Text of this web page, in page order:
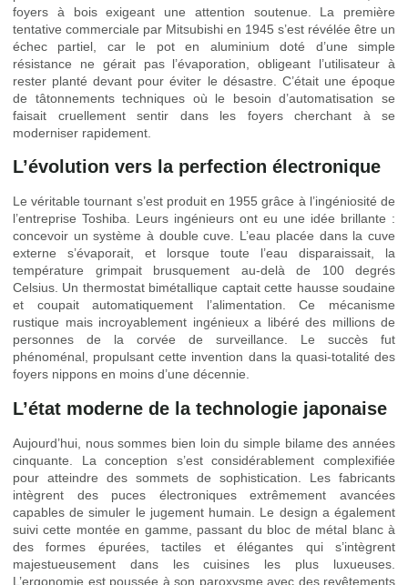
foyers à bois exigeant une attention soutenue. La première
tentative commerciale par Mitsubishi en 1945 s’est révélée être un
échec partiel, car le pot en aluminium doté d’une simple
résistance ne gérait pas l’évaporation, obligeant l’utilisateur à
rester planté devant pour éviter le désastre. C’était une époque
de tâtonnements techniques où le besoin d’automatisation se
faisait cruellement sentir dans les foyers cherchant à se
moderniser rapidement.
L’évolution vers la perfection électronique
Le véritable tournant s’est produit en 1955 grâce à l’ingéniosité de
l’entreprise Toshiba. Leurs ingénieurs ont eu une idée brillante :
concevoir un système à double cuve. L’eau placée dans la cuve
externe s’évaporait, et lorsque toute l’eau disparaissait, la
température grimpait brusquement au-delà de 100 degrés
Celsius. Un thermostat bimétallique captait cette hausse soudaine
et coupait automatiquement l’alimentation. Ce mécanisme
rustique mais incroyablement ingénieux a libéré des millions de
personnes de la corvée de surveillance. Le succès fut
phénoménal, propulsant cette invention dans la quasi-totalité des
foyers nippons en moins d’une décennie.
L’état moderne de la technologie japonaise
Aujourd’hui, nous sommes bien loin du simple bilame des années
cinquante. La conception s’est considérablement complexifiée
pour atteindre des sommets de sophistication. Les fabricants
intègrent des puces électroniques extrêmement avancées
capables de simuler le jugement humain. Le design a également
suivi cette montée en gamme, passant du bloc de métal blanc à
des formes épurées, tactiles et élégantes qui s’intègrent
majestueusement dans les cuisines les plus luxueuses.
L’ergonomie est poussée à son paroxysme avec des revêtements